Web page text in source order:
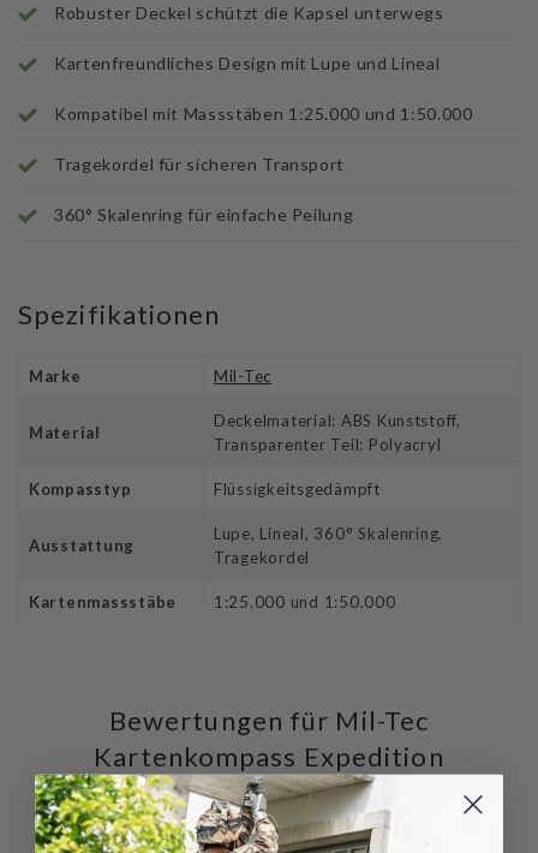
Robuster Deckel schützt die Kapsel unterwegs
Kartenfreundliches Design mit Lupe und Lineal
Kompatibel mit Massstäben 1:25.000 und 1:50.000
Tragekordel für sicheren Transport
360° Skalenring für einfache Peilung
Spezifikationen
Marke Mil-Tec
Material
Deckelmaterial: ABS Kunststoff,
Transparenter Teil: Polyacryl
Kompasstyp Flüssigkeitsgedämpft
Ausstattung
Lupe, Lineal, 360° Skalenring,
Tragekordel
Kartenmassstäbe 1:25.000 und 1:50.000
Bewertungen für Mil-Tec
Kartenkompass Expedition
Schreiben Sie die erste Bewertung